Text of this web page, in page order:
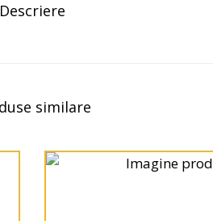
Descriere
similare